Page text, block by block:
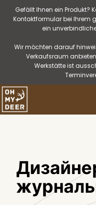
Gefällt Ihnen ein Produkt?
Kontaktformular bei Ihrem
ein
Wir möchten darauf
Verkaufsraum
Werkstätte ist